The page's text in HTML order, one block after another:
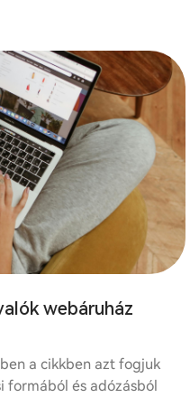
webáruház
a cikkben azt fogjuk
formából és adózásból